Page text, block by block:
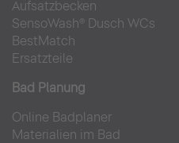
Aufsatzbecken
SensoWash® Dusch WCs
BestMatch
Ersatzteile
Bad Planung
Online Badplaner
Materialien im Bad